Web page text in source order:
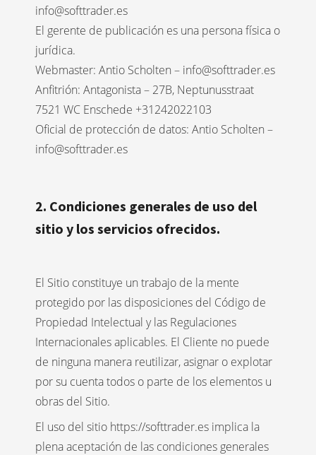
info@softtrader.es
El gerente de publicación es una persona física o
jurídica.
Webmaster: Antio Scholten – info@softtrader.es
Anfitrión: Antagonista – 27B, Neptunusstraat
7521 WC Enschede +31242022103
Oficial de protección de datos: Antio Scholten –
info@softtrader.es
2. Condiciones generales de uso del
sitio y los servicios ofrecidos.
El Sitio constituye un trabajo de la mente
protegido por las disposiciones del Código de
Propiedad Intelectual y las Regulaciones
Internacionales aplicables. El Cliente no puede
de ninguna manera reutilizar, asignar o explotar
por su cuenta todos o parte de los elementos u
obras del Sitio.
El uso del sitio https://softtrader.es implica la
plena aceptación de las condiciones generales